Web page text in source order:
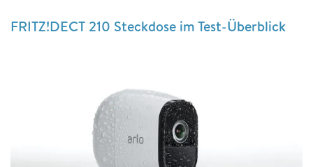
FRITZ!DECT 210 Steckdose im Test-Überblick